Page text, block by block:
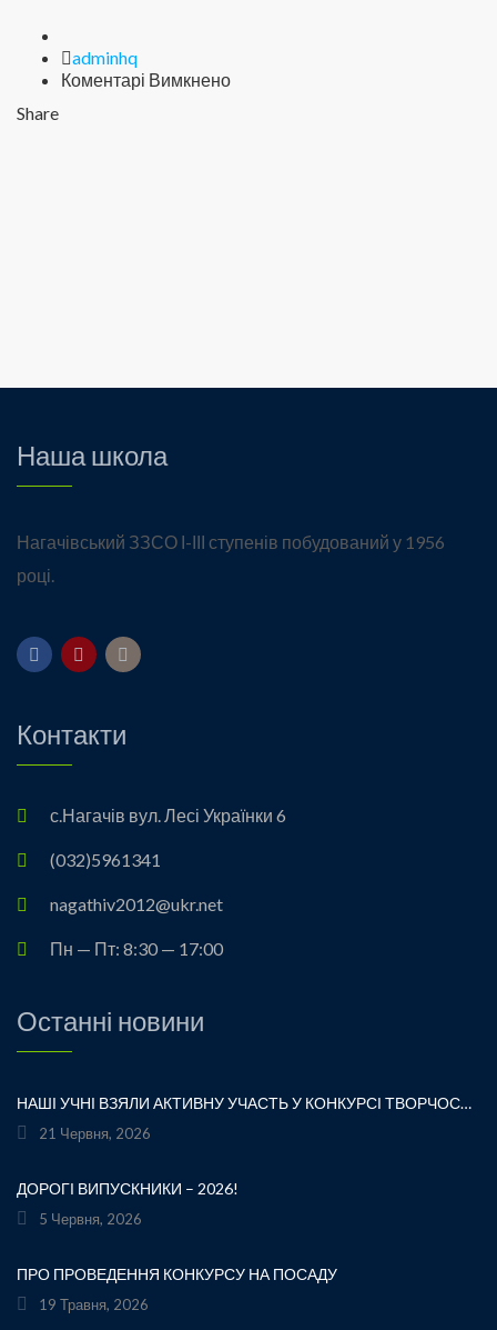
Author
adminhq
Коментарі Вимкненодо
Share
Наша школа
Нагачівський ЗЗСО І-ІІІ ступенів побудований у 1956
році.
Контакти
с.Нагачів вул. Лесі Українки 6
(032)5961341
nagathiv2012@ukr.net
Пн — Пт: 8:30 — 17:00
Останні новини
НАШІ УЧНІ ВЗЯЛИ АКТИВНУ УЧАСТЬ У КОНКУРСІ ТВОРЧОСТІ ЛЕСІ УКРАЇНКИ «ХТО ЛЮБИТЬ УКРАЇНСЬКЕ СЛОВО» ТА БУЛИ ВІДЗНАЧЕНІ ПОДЯКАМИ ЗА СВОЮ СТАРАННІСТЬ, ТВОРЧІСТЬ І ЛЮБОВ ДО РІДНОГО СЛОВА.УРОЧИСТЕ ВРУЧЕННЯ НАГОРОД ВІДБУЛОСЯ ПІД ЧАС ФЕСТИВАЛЮ «УКРАЇНКА FEST» НА МАЛЬОВНИЧОМУ БЕРЕЗІ ЯВОРІВСЬКОГО МОРЯ. ЦЕ БУЛА ЧУДОВА НАГОДА ЩЕ РАЗ ДОТОРКНУТИСЯ ДО ТВОРЧОЇ СПАДЩИНИ ВЕЛИКОЇ УКРАЇНСЬКОЇ ПОЕТЕСИ, ВІДЧУТИ СИЛУ УКРАЇНСЬКОГО СЛОВА ТА ГОРДІСТЬ ЗА НАШИХ ТАЛАНОВИТИХ ДІТЕЙ.ВІТАЄМО УЧАСНИКІВ І БАЖАЄМО ЇМ НОВИХ ТВОРЧИХ ЗВЕРШЕНЬ!«НІ! Я ЖИВА! Я БУДУ ВІЧНО ЖИТИ! Я В СЕРЦІ МАЮ ТЕ, ЩО НЕ ВМИРАЄ». — ЛЕСЯ УКРАЇНКА
21 Червня, 2026
ДОРОГІ ВИПУСКНИКИ – 2026!
5 Червня, 2026
ПРО ПРОВЕДЕННЯ КОНКУРСУ НА ПОСАДУ
19 Травня, 2026